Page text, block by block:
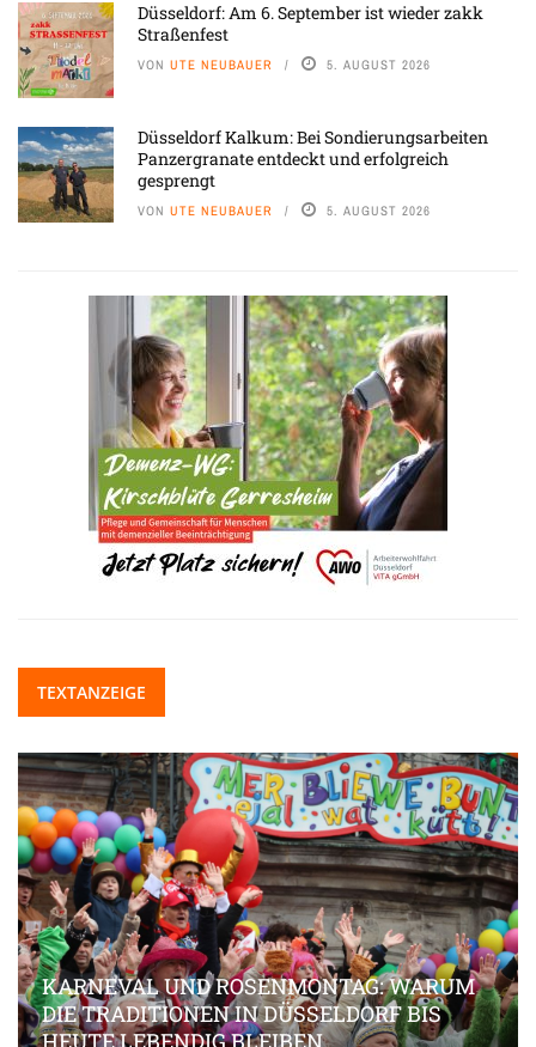
Düsseldorf: Am 6. September ist wieder zakk
Straßenfest
VON UTE NEUBAUER 5. AUGUST 2026
Düsseldorf Kalkum: Bei Sondierungsarbeiten
Panzergranate entdeckt und erfolgreich
gesprengt
VON UTE NEUBAUER 5. AUGUST 2026
TEXTANZEIGE
KARNEVAL UND ROSENMONTAG: WARUM
DIE TRADITIONEN IN DÜSSELDORF BIS
HEUTE LEBENDIG BLEIBEN